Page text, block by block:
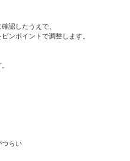
認したうえで、
ンポイントで調整します。
つらい